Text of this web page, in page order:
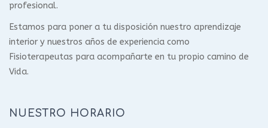
profesional.
Estamos para poner a tu disposición nuestro aprendizaje
interior y nuestros años de experiencia como
Fisioterapeutas para acompañarte en tu propio camino de
Vida.
NUESTRO HORARIO